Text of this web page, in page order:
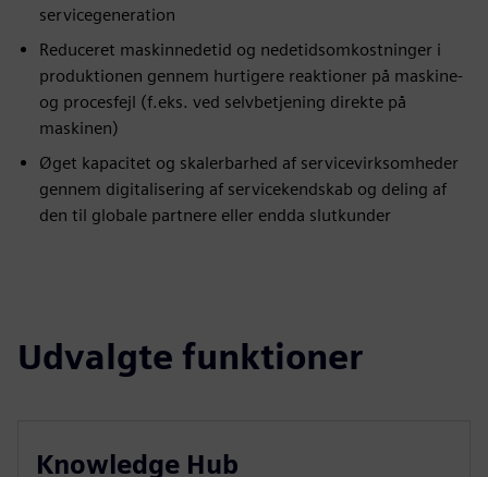
servicegeneration
Reduceret maskinnedetid og nedetidsomkostninger i
produktionen gennem hurtigere reaktioner på maskine-
og procesfejl (f.eks. ved selvbetjening direkte på
maskinen)
Øget kapacitet og skalerbarhed af servicevirksomheder
gennem digitalisering af servicekendskab og deling af
den til globale partnere eller endda slutkunder
Udvalgte funktioner
Knowledge Hub